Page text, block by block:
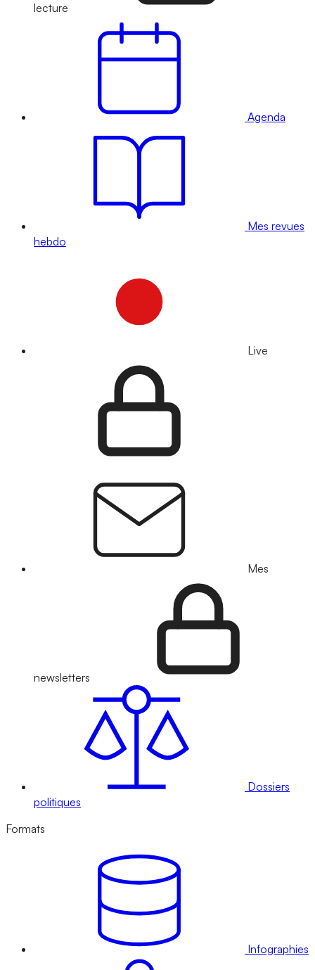
lecture
Agenda
Mes revues
hebdo
Live
Mes
newsletters
Dossiers
politiques
Formats
Infographies